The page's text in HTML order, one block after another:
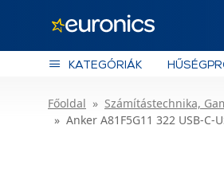
KATEGÓRIÁK
Főoldal Számítástechnika,
Anker A81F5G11 322 USB-C-